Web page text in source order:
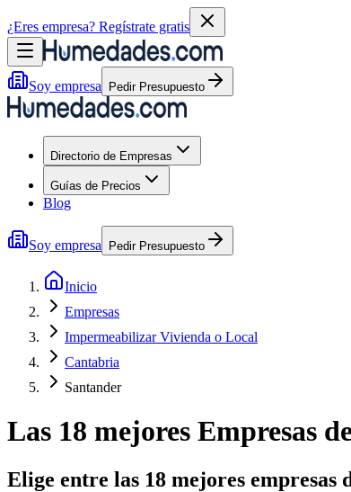
¿Eres empresa? Regístrate gratis
Soy empresa Pedir Presupuesto
Directorio de Empresas
Guías de Precios
Blog
Soy empresa Pedir Presupuesto
Inicio
Empresas
Impermeabilizar Vivienda o Local
Cantabria
Santander
Las 18 mejores Empresas
Elige entre las 18 mejores